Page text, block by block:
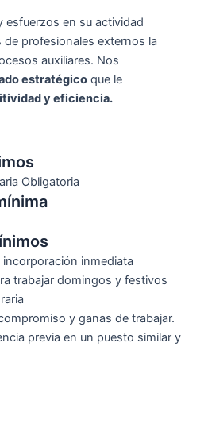
esfuerzos en su actividad
profesionales externos la
auxiliares. Nos
estratégico que le
y eficiencia.
Obligatoria
inmediata
trabajar domingos y festivos
y ganas de trabajar.
previa en un puesto similar y